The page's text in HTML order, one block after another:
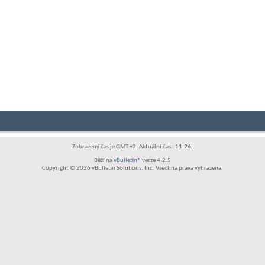
Zobrazený čas je GMT +2. Aktuální čas : 11:26.
Běží navBulletin® verze 4.2.5
Copyright © 2026 vBulletin Solutions, Inc. Všechna práva vyhrazena.